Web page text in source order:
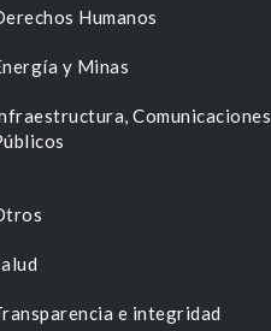
Humanos
y Minas
e integridad